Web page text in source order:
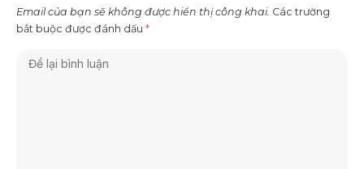
Email của bạn sẽ không được hiển thị công khai. Các trường
bắt buộc được đánh dấu *